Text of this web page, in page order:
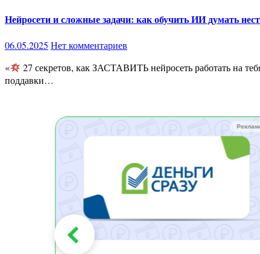
Нейросети и сложные задачи: как обучить ИИ думать
06.05.2025 Нет комментариев
«
27 секретов, как ЗАСТАВИТЬ нейросеть работать на
поддавки…